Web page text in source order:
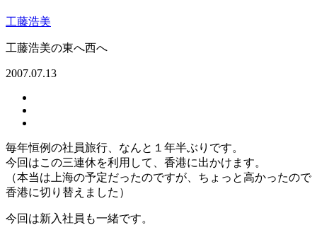
工藤浩美
工藤浩美の東へ西へ
2007.07.13
毎年恒例の社員旅行、なんと１年半ぶりです。
今回はこの三連休を利用して、香港に出かけます。
（本当は上海の予定だったのですが、ちょっと高かったので
香港に切り替えました）
今回は新入社員も一緒です。